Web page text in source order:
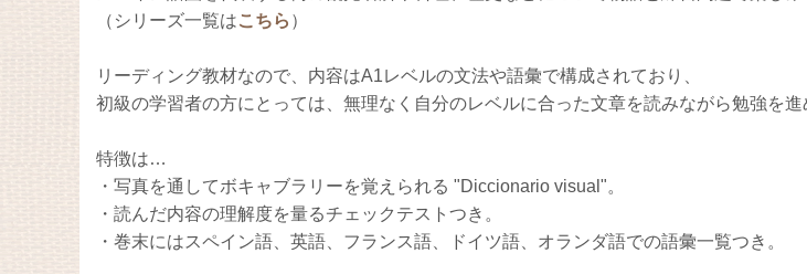
（シリーズ一覧はこちら ）
リーディング教材なので、内容はA1レベルの文法や語彙で構成されており、
初級の学習者の方にとっては、無理なく自分のレベルに合った文章を読みながら勉強を進
特徴は…
・写真を通してボキャブラリーを覚えられる "Diccionario visual"。
・読んだ内容の理解度を量るチェックテストつき。
・巻末にはスペイン語、英語、フランス語、ドイツ語、オランダ語での語彙一覧つき。